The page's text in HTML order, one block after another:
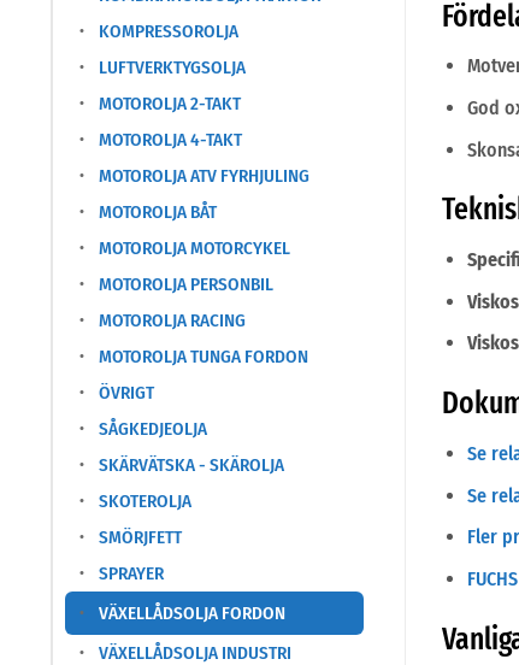
KOMPRESSOROLJA
LUFTVERKTYGSOLJA
MOTOROLJA 2-TAKT
MOTOROLJA 4-TAKT
MOTOROLJA ATV FYRHJULING
MOTOROLJA BÅT
MOTOROLJA MOTORCYKEL
MOTOROLJA PERSONBIL
MOTOROLJA RACING
MOTOROLJA TUNGA FORDON
ÖVRIGT
SÅGKEDJEOLJA
SKÄRVÄTSKA - SKÄROLJA
SKOTEROLJA
SMÖRJFETT
SPRAYER
VÄXELLÅDSOLJA FORDON
VÄXELLÅDSOLJA INDUSTRI
God
Se
Se
Fler